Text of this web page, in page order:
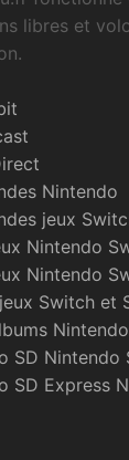
libres et
Nintendo
jeux
Nintendo
Nintendo
Switch et
SD Nintendo
SD Express